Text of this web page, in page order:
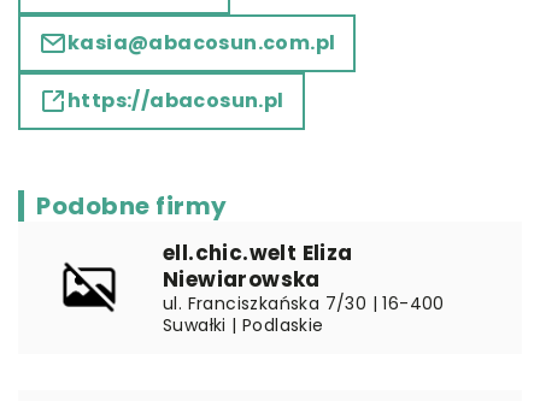
kasia@abacosun.com.pl
https://abacosun.pl
Podobne firmy
ell.chic.welt Eliza
Niewiarowska
ul. Franciszkańska 7/30 | 16-400
Suwałki | Podlaskie